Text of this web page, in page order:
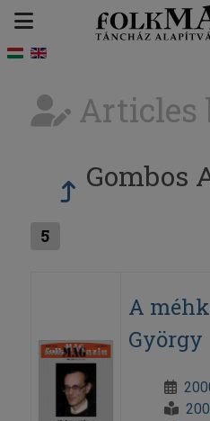
Articles
Gombos
5
A
György